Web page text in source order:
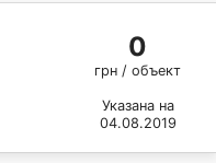
0
грн / объект
Указана на
04.08.2019